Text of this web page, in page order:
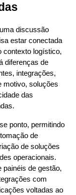
discussão
estar conectada
contexto logístico,
diferenças de
integrações,
motivo, soluções
das
ponto, permitindo
de
de soluções
operacionais.
painéis de gestão,
com
voltadas ao